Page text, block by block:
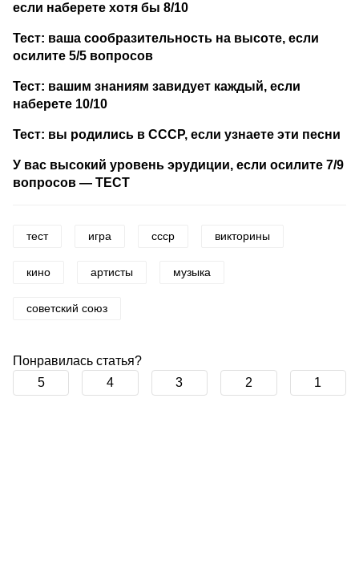
если наберете хотя бы 8/10
Тест: ваша сообразительность на высоте, если
осилите 5/5 вопросов
Тест: вашим знаниям завидует каждый, если
наберете 10/10
Тест: вы родились в СССР, если узнаете эти песни
У вас высокий уровень эрудиции, если осилите 7/9
вопросов — ТЕСТ
тест игра ссср викторины
кино артисты музыка
советский союз
Понравилась статья?
5
4 3 2 1